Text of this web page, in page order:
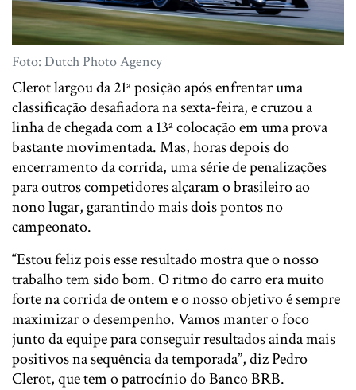
Foto: Dutch Photo Agency
Clerot largou da 21ª posição após enfrentar uma
classificação desafiadora na sexta-feira, e cruzou a
linha de chegada com a 13ª colocação em uma prova
bastante movimentada. Mas, horas depois do
encerramento da corrida, uma série de penalizações
para outros competidores alçaram o brasileiro ao
nono lugar, garantindo mais dois pontos no
campeonato.
“Estou feliz pois esse resultado mostra que o nosso
trabalho tem sido bom. O ritmo do carro era muito
forte na corrida de ontem e o nosso objetivo é sempre
maximizar o desempenho. Vamos manter o foco
junto da equipe para conseguir resultados ainda mais
positivos na sequência da temporada”, diz Pedro
Clerot, que tem o patrocínio do Banco BRB.